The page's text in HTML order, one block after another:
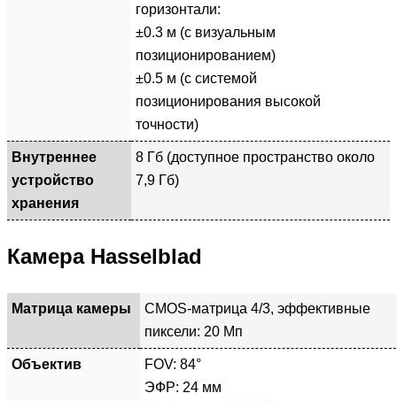
горизонтали:
±0.3 м (с визуальным
позиционированием)
±0.5 м (с системой
позиционирования высокой
точности)
Внутреннее
устройство
хранения
8 Гб (доступное пространство около
7,9 Гб)
Камера Hasselblad
Матрица камеры
CMOS-матрица 4/3, эффективные
пиксели: 20 Мп
Объектив
FOV: 84°
ЭФР: 24 мм